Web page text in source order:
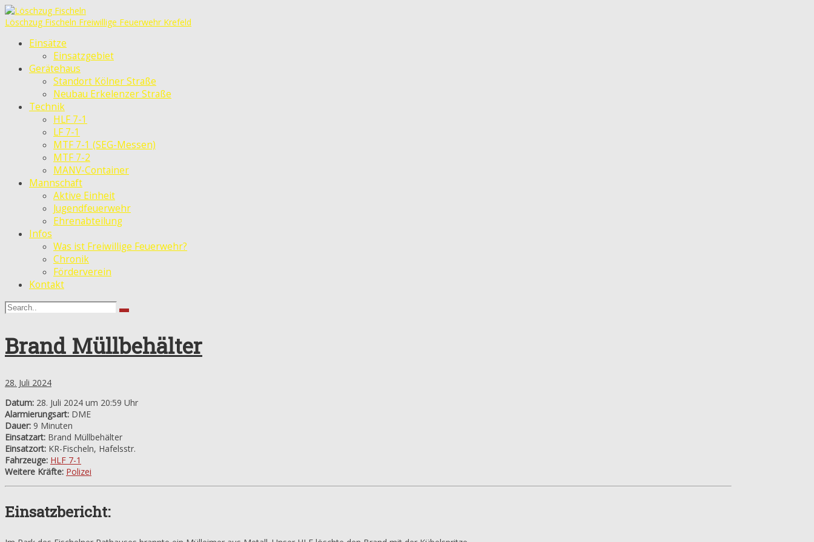
Löschzug Fischeln Freiwillige Feuerwehr Krefeld
Einsätze
Einsatzgebiet
Gerätehaus
Standort Kölner Straße
Neubau Erkelenzer Straße
Technik
HLF 7-1
LF 7-1
MTF 7-1 (SEG-Messen)
MTF 7-2
MANV-Container
Mannschaft
Aktive Einheit
Jugendfeuerwehr
Ehrenabteilung
Infos
Was ist Freiwillige Feuerwehr?
Chronik
Förderverein
Kontakt
Brand Müllbehälter
28. Juli 2024
Datum: 28. Juli 2024 um 20:59 Uhr
Alarmierungsart: DME
Dauer: 9 Minuten
Einsatzart: Brand Müllbehälter
Einsatzort: KR-Fischeln, Hafelsstr.
Fahrzeuge: HLF 7-1
Weitere Kräfte: Polizei
Einsatzbericht: